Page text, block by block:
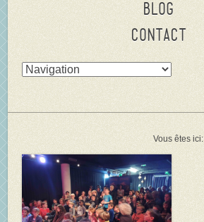
Blog
Contact
Vous êtes ici: